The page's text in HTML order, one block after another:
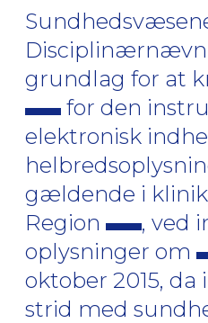
grundlag for at
for den
elektronisk
gældende i klinik
Region
, ved
oplysninger om
oktober 2015, da
strid med